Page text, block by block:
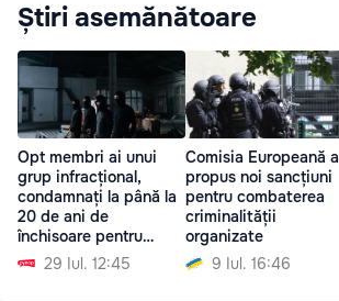
Știri asemănătoare
Opt membri ai unui
grup infracțional,
condamnați la până la
20 de ani de
închisoare pentru
tâlhării și omor
29 Iul. 12:45
Comisia Europeană a
propus noi sancțiuni
pentru combaterea
criminalității
organizate
9 Iul. 16:46